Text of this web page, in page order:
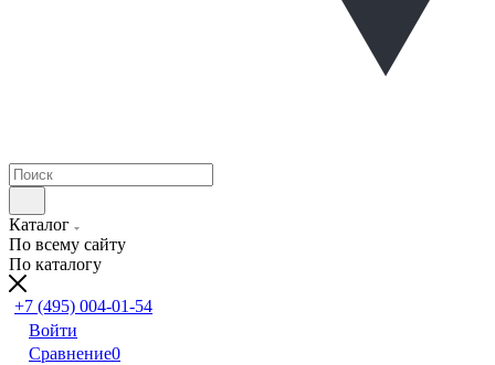
Каталог
По всему сайту
По каталогу
+7 (495) 004-01-54
Войти
Сравнение0